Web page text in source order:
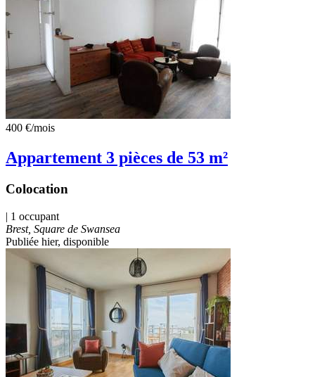
400 €/mois
Appartement 3 pièces de 53 m²
Colocation
| 1 occupant
Brest, Square de Swansea
Publiée hier, disponible